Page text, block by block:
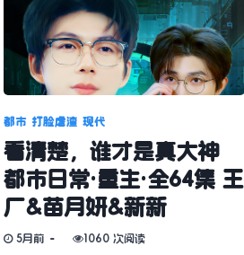
都市 打脸虐渣 现代
看清楚，谁才是真大神
都市日常·重生·全64集 王
厂&苗月妍&新新
5月前 1060 次阅读